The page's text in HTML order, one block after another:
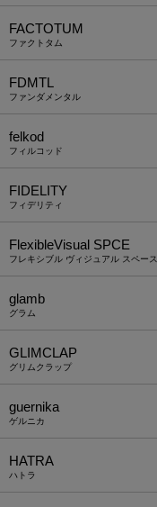
FACTOTUM
ファクトタム
FDMTL
ファンダメンタル
felkod
フィルコッド
FIDELITY
フィデリティ
FlexibleVisual SPCE
フレキシブル ヴィジュアル スペース
glamb
グラム
GLIMCLAP
グリムクラップ
guernika
ゲルニカ
HATRA
ハトラ